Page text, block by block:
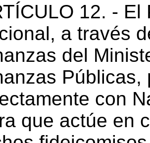
12. - El
a través
del
Públicas,
con
que actúe en